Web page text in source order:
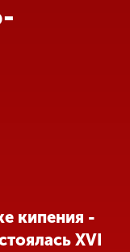
кипения -
XVI